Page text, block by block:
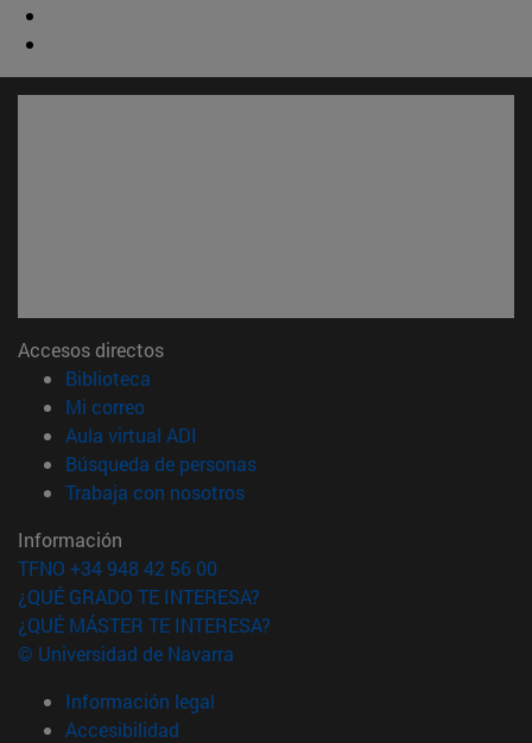
Accesos directos
Biblioteca
Mi correo(abre en nueva ventana)
Aula virtual ADI
Búsqueda de personas(abre en nueva ventana)
Trabaja con nosotros(abre en nueva ventana)
Información
TFNO +34 948 42 56 00
¿QUÉ GRADO TE INTERESA?
¿QUÉ MÁSTER TE INTERESA?
© Universidad de Navarra
Información legal
Accesibilidad